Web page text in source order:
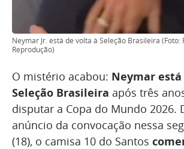
Neymar Jr. está de volta à Seleção Brasileira (Foto:
Reprodução)
O mistério acabou: Neymar
Seleção Brasileira após três
disputar a Copa do Mundo 2026.
anúncio da convocação nessa
(18), o camisa 10 do Santos